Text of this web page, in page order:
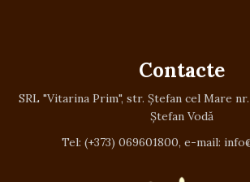
Contacte
SRL "Vitarina Prim", str. Ștefan cel Mare
Ștefan Vodă
Tel: (+373) 069601800, e-mail: